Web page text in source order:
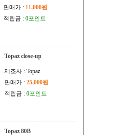
판매가 : 11,000원
적립금 : 0포인트
Topaz close-up
제조사 : Topaz
판매가 : 25,000원
적립금 : 0포인트
Topaz 80B